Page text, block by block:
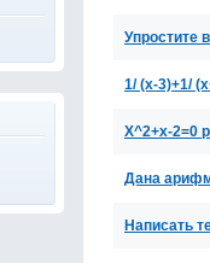
Упростите
1/ (x-3)+1/
X^2+x-2=0
Дана
Написать